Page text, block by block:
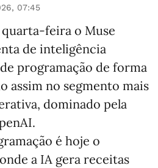
07:45
feira o Muse
de inteligência
programação de forma
assim no segmento mais
dominado pela
é hoje o
a IA gera receitas